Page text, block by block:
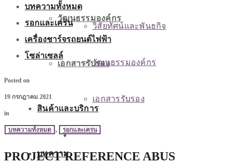
วัฒนธรรมองค์กร
เอกสารรับรอง
สินค้าและบริการ
บทความ
วิสัยทัศน์และพันธกิจ
วัฒนธรรมองค์กร
เอกสารรับรอง
สินค้าและบริการ
บทความทั้งหมด
รอกและเครน
เครื่องชาร์จรถยนต์ไฟฟ้า
โซล่าเซลล์
Posted on
19 กรกฎาคม 2021
in
บทความทั้งหมด , รอกและเครน
PROJECT REFERENCE ABUS